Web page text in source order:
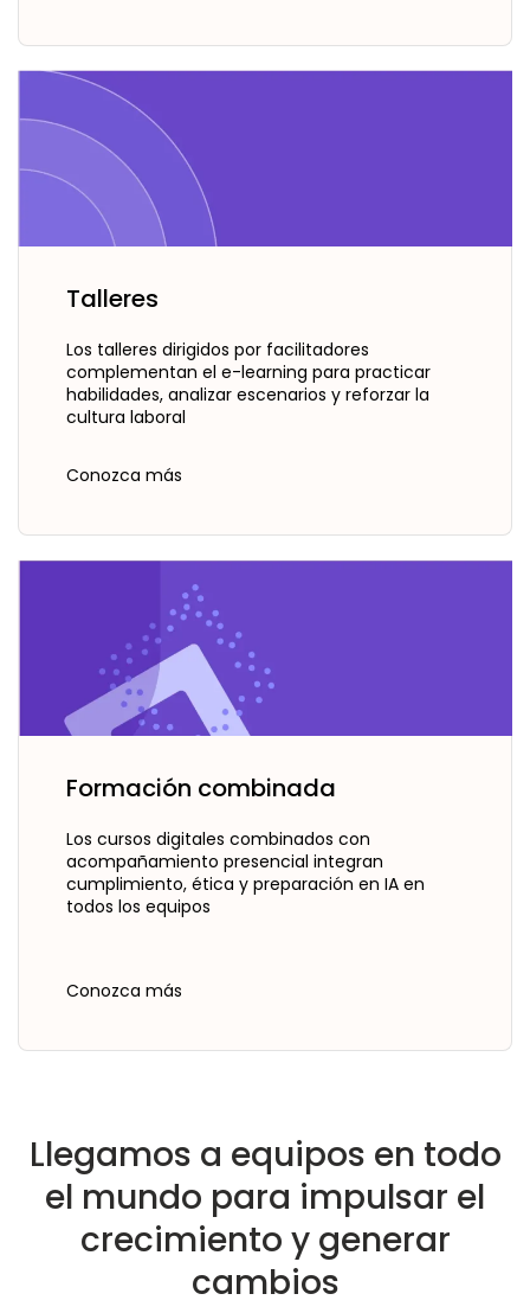
r
Talleres
Los talleres dirigidos por facilitadores
complementan el e-learning para practicar
habilidades, analizar escenarios y reforzar la
cultura laboral
Conozca más
Formación combinada
Los cursos digitales combinados con
acompañamiento presencial integran
cumplimiento, ética y preparación en IA en
todos los equipos
Conozca más
Llegamos a equipos en todo
el mundo para impulsar el
crecimiento y generar
cambios